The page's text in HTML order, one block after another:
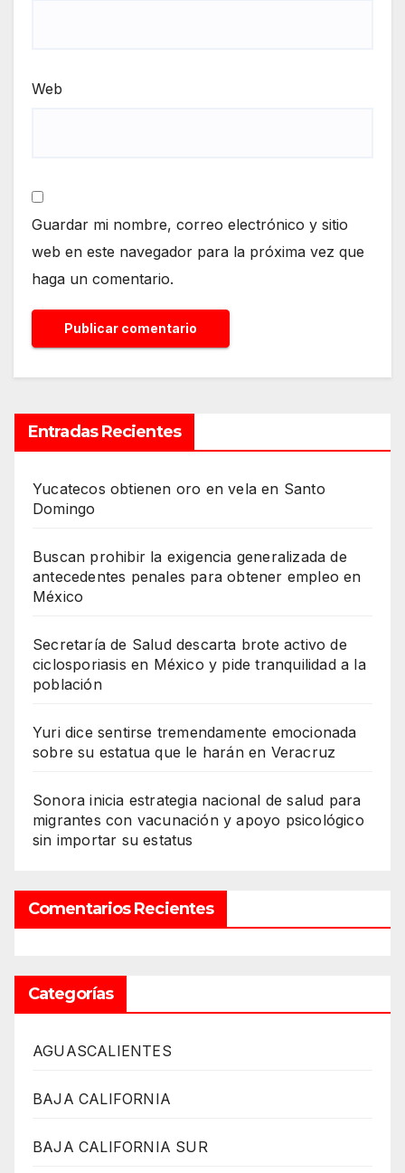
Web
Guardar mi nombre, correo electrónico y sitio
web en este navegador para la próxima vez que
haga un comentario.
Entradas Recientes
Yucatecos obtienen oro en vela en Santo
Domingo
Buscan prohibir la exigencia generalizada de
antecedentes penales para obtener empleo en
México
Secretaría de Salud descarta brote activo de
ciclosporiasis en México y pide tranquilidad a la
población
Yuri dice sentirse tremendamente emocionada
sobre su estatua que le harán en Veracruz
Sonora inicia estrategia nacional de salud para
migrantes con vacunación y apoyo psicológico
sin importar su estatus
Comentarios Recientes
Categorías
AGUASCALIENTES
BAJA CALIFORNIA
BAJA CALIFORNIA SUR